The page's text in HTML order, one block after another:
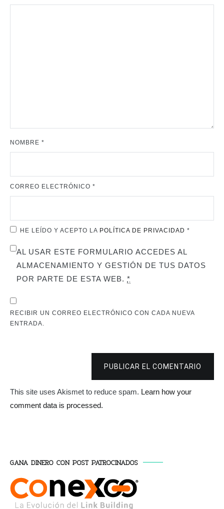
NOMBRE *
CORREO ELECTRÓNICO *
HE LEÍDO Y ACEPTO LA POLÍTICA DE PRIVACIDAD *
AL USAR ESTE FORMULARIO ACCEDES AL
ALMACENAMIENTO Y GESTIÓN DE TUS DATOS
POR PARTE DE ESTA WEB. *
RECIBIR UN CORREO ELECTRÓNICO CON CADA NUEVA
ENTRADA.
PUBLICAR EL COMENTARIO
This site uses Akismet to reduce spam. Learn how your
comment data is processed.
GANA DINERO CON POST PATROCINADOS